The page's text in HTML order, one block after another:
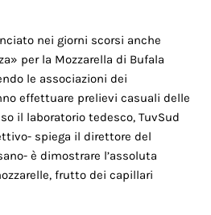
nei giorni scorsi anche
per la Mozzarella di Bufala
le associazioni dei
effettuare prelievi casuali delle
il laboratorio tedesco, TuvSud
spiega il direttore del
è dimostrare l’assoluta
frutto dei capillari